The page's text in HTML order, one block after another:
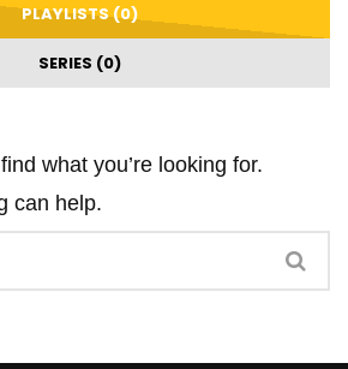
PLAYLISTS (0)
SERIES (0)
what you’re looking for.
can help.